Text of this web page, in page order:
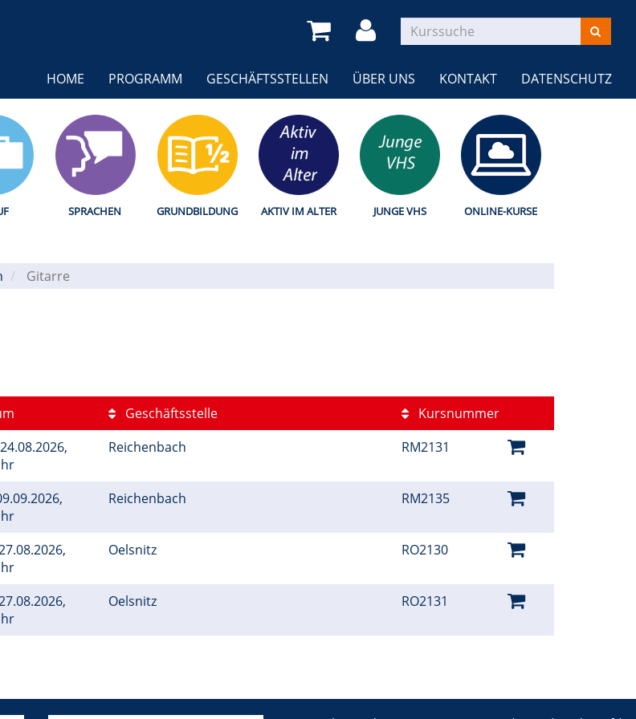
HOME PROGRAMM GESCHÄFTSSTELLEN ÜBER UNS KONTAKT DATENSCHUTZ
SPRACHEN GRUNDBILDUNG AKTIV IM ALTER JUNGE VHS ONLINE-KURSE
/ Gitarre
Geschäftsstelle
Kursnummer
24.08.2026,
Reichenbach RM2131
Reichenbach RM2135
Oelsnitz RO2130
Oelsnitz RO2131